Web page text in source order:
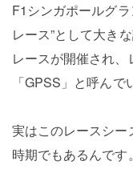
F1シンガポールグ
レース”として大き
レースが開催され
「GPSS」と呼んで
実はこのレースシ
時期でもあるんです。